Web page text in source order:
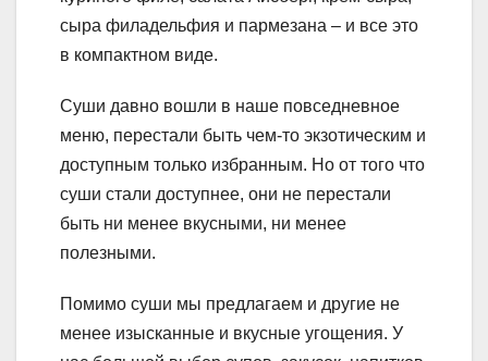
сыра филадельфия и пармезана – и все это
в компактном виде.
Суши давно вошли в наше повседневное
меню, перестали быть чем-то экзотическим и
доступным только избранным. Но от того что
суши стали доступнее, они не перестали
быть ни менее вкусными, ни менее
полезными.
Помимо суши мы предлагаем и другие не
менее изысканные и вкусные угощения. У